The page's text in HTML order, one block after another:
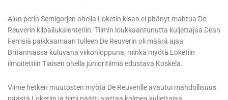
Alun perin Semigorjen ohella Loketin kisan ei pitänyt mahtua De
Reuverin kilpailukalenteriin. Tiimin loukkaantunutta kuljettajaa Dean
Ferrisiä paikkaamaan tulleen De Reuverin oli määrä ajaa
Britanniassa kuluvana viikonloppuna, minkä myötä Loketiin
ilmoitettiin Tiaisen ohella junioritiimiä edustava Koskela.
Viime hetken muutosten myötä De Reuverille avautui mahdollisuus